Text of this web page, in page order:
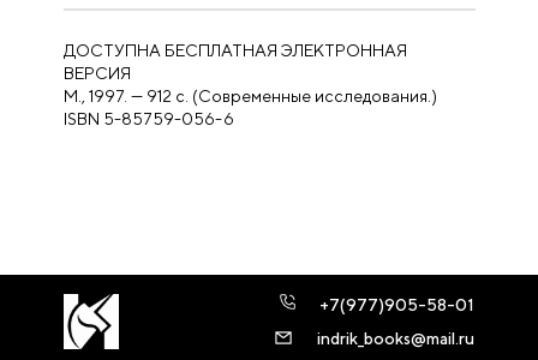
ДОСТУПНА БЕСПЛАТНАЯ ЭЛЕКТРОННАЯ
ВЕРСИЯ
М., 1997. — 912 с. (Современные исследования.)
ISBN 5-85759-056-6
+7(977)905-58-01
indrik_books@mail.ru